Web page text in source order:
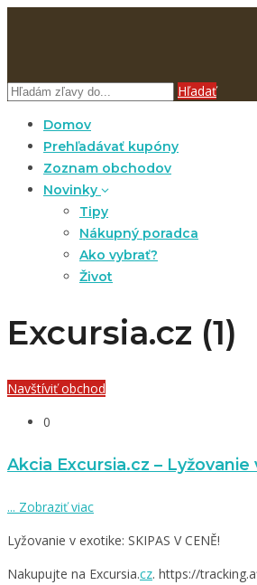
Hľadať
Domov
Prehľadávať kupóny
Zoznam obchodov
Novinky
Tipy
Nákupný poradca
Ako vybrať?
Život
Excursia.cz (1)
Navštíviť obchod
0
Akcia Excursia.cz – Lyžovanie
... Zobraziť viac
Lyžovanie v exotike: SKIPAS V CENĚ!
Nakupujte na Excursia.cz. https://